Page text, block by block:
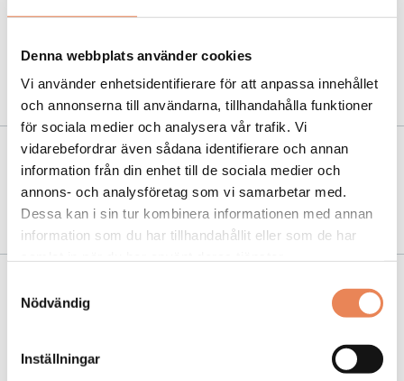
Denna webbplats använder cookies
Vi använder enhetsidentifierare för att anpassa innehållet
och annonserna till användarna, tillhandahålla funktioner
för sociala medier och analysera vår trafik. Vi
vidarebefordrar även sådana identifierare och annan
information från din enhet till de sociala medier och
annons- och analysföretag som vi samarbetar med.
Dessa kan i sin tur kombinera informationen med annan
information som du har tillhandahållit eller som de har
Nödvändig
Inställningar
Södra Teaterns vd om att få ha rökrum: ”Bra
lösning”
NYHETER | 26 juni 2019
Fler krogar skapar rökrum för att kringgå
rökförbudet
NYHETER